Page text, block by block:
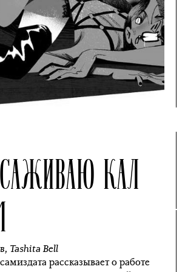
КАЛ
, Tashita Bell
рассказывает о работе